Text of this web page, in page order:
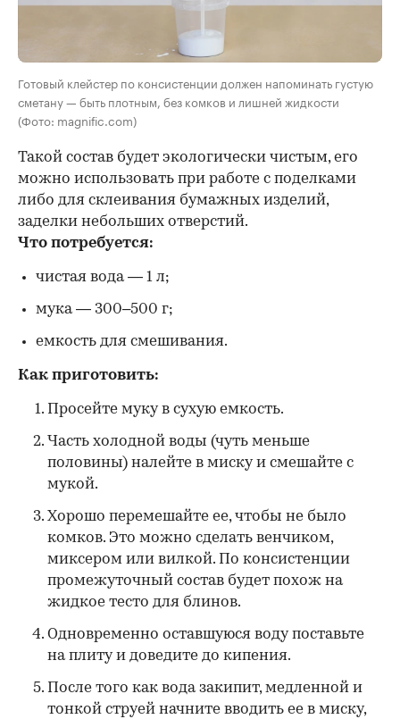
Готовый клейстер по консистенции должен напоминать густую
сметану — быть плотным, без комков и лишней жидкости
(Фото: magnific.com)
Такой состав будет экологически чистым, его
можно использовать при работе с поделками
либо для склеивания бумажных изделий,
заделки небольших отверстий.
Что потребуется:
чистая вода — 1 л;
мука — 300–500 г;
емкость для смешивания.
Как приготовить:
Просейте муку в сухую емкость.
Часть холодной воды (чуть меньше
половины) налейте в миску и смешайте с
мукой.
Хорошо перемешайте ее, чтобы не было
комков. Это можно сделать венчиком,
миксером или вилкой. По консистенции
промежуточный состав будет похож на
жидкое тесто для блинов.
Одновременно оставшуюся воду поставьте
на плиту и доведите до кипения.
После того как вода закипит, медленной и
тонкой струей начните вводить ее в миску,